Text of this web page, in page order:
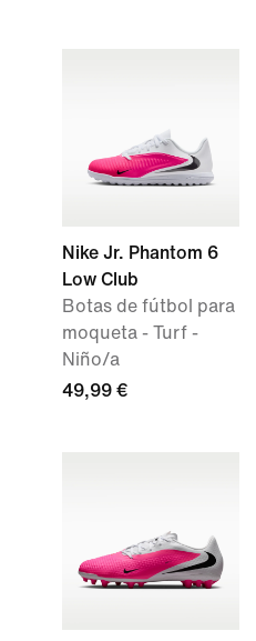
Nike Jr. Phantom 6
Low Club
Botas de fútbol para
moqueta - Turf -
Niño/a
49,99 €